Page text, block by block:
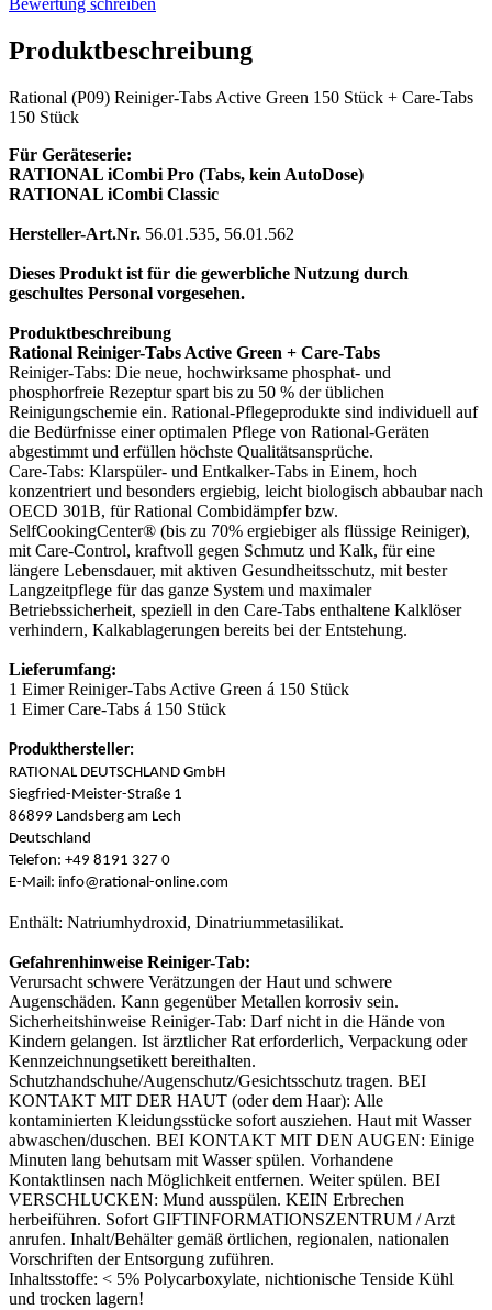
Bewertung schreiben
Produktbeschreibung
Rational (P09) Reiniger-Tabs Active Green 150 Stück + Care-Tabs
150 Stück
Für Geräteserie:
RATIONAL iCombi Pro (Tabs, kein AutoDose)
RATIONAL iCombi Classic
Hersteller-Art.Nr. 56.01.535, 56.01.562
Dieses Produkt ist für die gewerbliche Nutzung durch
geschultes Personal vorgesehen.
Produktbeschreibung
Rational Reiniger-Tabs Active Green + Care-Tabs
Reiniger-Tabs: Die neue, hochwirksame phosphat- und
phosphorfreie Rezeptur spart bis zu 50 % der üblichen
Reinigungschemie ein. Rational-Pflegeprodukte sind individuell auf
die Bedürfnisse einer optimalen Pflege von Rational-Geräten
abgestimmt und erfüllen höchste Qualitätsansprüche.
Care-Tabs: Klarspüler- und Entkalker-Tabs in Einem, hoch
konzentriert und besonders ergiebig, leicht biologisch abbaubar nach
OECD 301B, für Rational Combidämpfer bzw.
SelfCookingCenter® (bis zu 70% ergiebiger als flüssige Reiniger),
mit Care-Control, kraftvoll gegen Schmutz und Kalk, für eine
längere Lebensdauer, mit aktiven Gesundheitsschutz, mit bester
Langzeitpflege für das ganze System und maximaler
Betriebssicherheit, speziell in den Care-Tabs enthaltene Kalklöser
verhindern, Kalkablagerungen bereits bei der Entstehung.
Lieferumfang:
1 Eimer Reiniger-Tabs Active Green á 150 Stück
1 Eimer Care-Tabs á 150 Stück
Produkthersteller:
RATIONAL DEUTSCHLAND GmbH
Siegfried-Meister-Straße 1
86899 Landsberg am Lech
Deutschland
Telefon: +49 8191 327 0
E-Mail: info@rational-online.com
Enthält: Natriumhydroxid, Dinatriummetasilikat.
Gefahrenhinweise Reiniger-Tab:
Verursacht schwere Verätzungen der Haut und schwere
Augenschäden. Kann gegenüber Metallen korrosiv sein.
Sicherheitshinweise Reiniger-Tab: Darf nicht in die Hände von
Kindern gelangen. Ist ärztlicher Rat erforderlich, Verpackung oder
Kennzeichnungsetikett bereithalten.
Schutzhandschuhe/Augenschutz/Gesichtsschutz tragen. BEI
KONTAKT MIT DER HAUT (oder dem Haar): Alle
kontaminierten Kleidungsstücke sofort ausziehen. Haut mit Wasser
abwaschen/duschen. BEI KONTAKT MIT DEN AUGEN: Einige
Minuten lang behutsam mit Wasser spülen. Vorhandene
Kontaktlinsen nach Möglichkeit entfernen. Weiter spülen. BEI
VERSCHLUCKEN: Mund ausspülen. KEIN Erbrechen
herbeiführen. Sofort GIFTINFORMATIONSZENTRUM / Arzt
anrufen. Inhalt/Behälter gemäß örtlichen, regionalen, nationalen
Vorschriften der Entsorgung zuführen.
Inhaltsstoffe: < 5% Polycarboxylate, nichtionische Tenside Kühl
und trocken lagern!